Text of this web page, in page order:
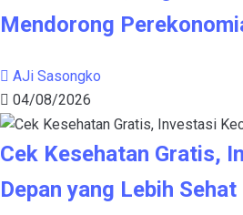
Mendorong
AJi Sasongko
04/08/2026
Cek Kesehatan Gratis,
Depan yang Lebih Sehat